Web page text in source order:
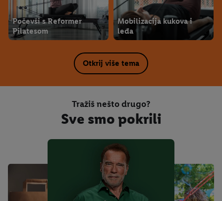
Počevši s Reformer
Pilatesom
Mobilizacija kukova i
leđa
Otkrij više tema
Tražiš nešto drugo?
Sve smo pokrili